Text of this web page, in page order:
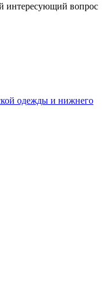
интересующий вопрос
одежды и нижнего